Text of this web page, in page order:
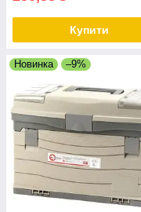
Купити
Новинка –9%